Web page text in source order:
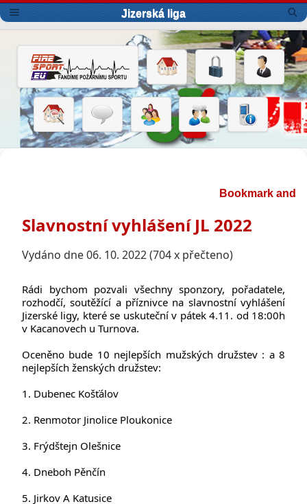
Jizerská liga
Slavnostní vyhlášení JL 2022
Vydáno dne 06. 10. 2022 (704 x přečteno)
Rádi bychom pozvali všechny sponzory, pořadatele,
rozhodčí, soutěžící a příznivce na slavnostní vyhlášení
Jizerské ligy, které se uskuteční v pátek 4.11. od 18:00h
v Kacanovech u Turnova.
Oceněno bude 10 nejlepších mužských družstev : a 8
nejlepších ženských družstev:
1. Dubenec Košťálov
2. Renmotor Jinolice Ploukonice
3. Frýdštejn Olešnice
4. Dneboh Pěnčín
5. Jirkov A Katusice